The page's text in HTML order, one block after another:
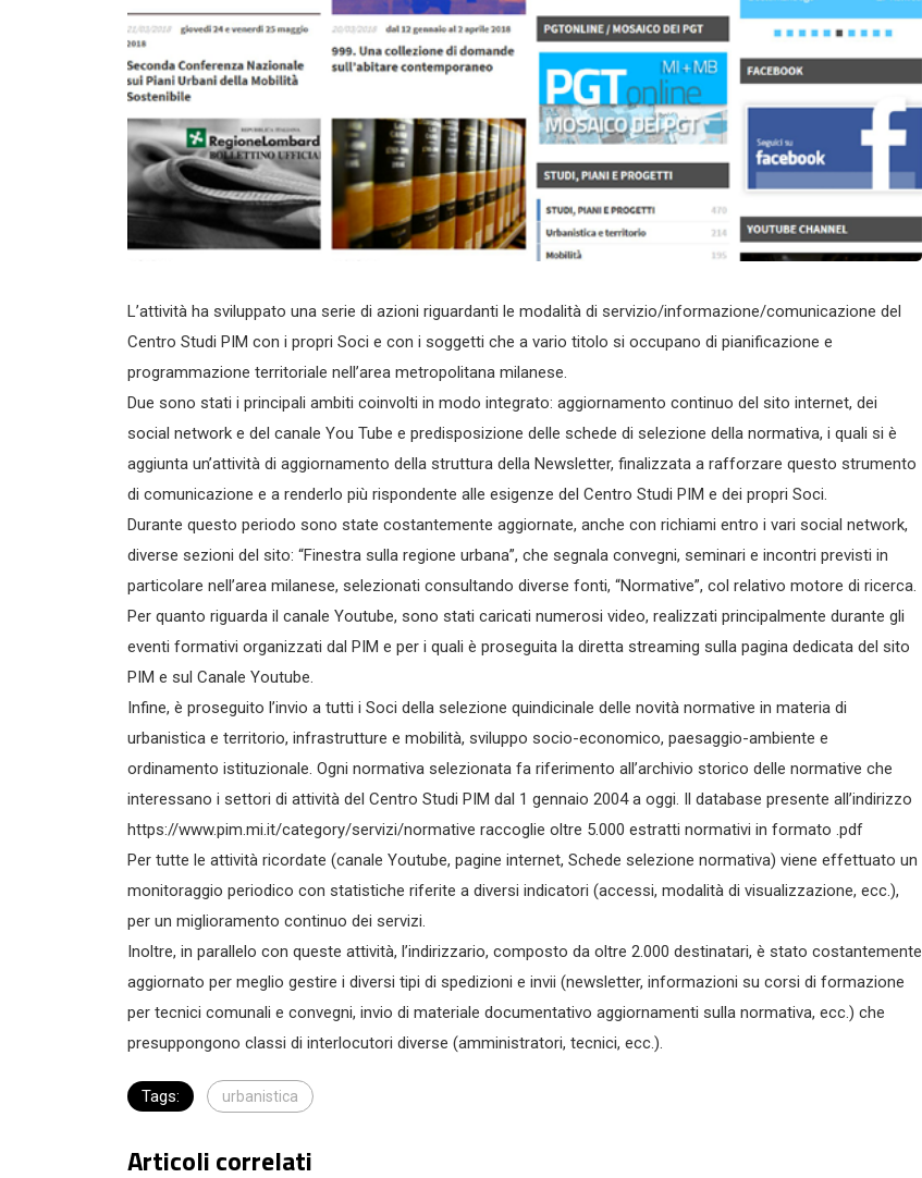
L’attività ha sviluppato una serie di azioni riguardanti le modalità di servizio/informazione/comunicazione del
Centro Studi PIM con i propri Soci e con i soggetti che a vario titolo si occupano di pianificazione e
programmazione territoriale nell’area metropolitana milanese.
Due sono stati i principali ambiti coinvolti in modo integrato: aggiornamento continuo del sito internet, dei
social network e del canale You Tube e predisposizione delle schede di selezione della normativa, i quali si è
aggiunta un’attività di aggiornamento della struttura della Newsletter, finalizzata a rafforzare questo strumento
di comunicazione e a renderlo più rispondente alle esigenze del Centro Studi PIM e dei propri Soci.
Durante questo periodo sono state costantemente aggiornate, anche con richiami entro i vari social network,
diverse sezioni del sito: “Finestra sulla regione urbana”, che segnala convegni, seminari e incontri previsti in
particolare nell’area milanese, selezionati consultando diverse fonti, “Normative”, col relativo motore di ricerca.
Per quanto riguarda il canale Youtube, sono stati caricati numerosi video, realizzati principalmente durante gli
eventi formativi organizzati dal PIM e per i quali è proseguita la diretta streaming sulla pagina dedicata del sito
PIM e sul Canale Youtube.
Infine, è proseguito l’invio a tutti i Soci della selezione quindicinale delle novità normative in materia di
urbanistica e territorio, infrastrutture e mobilità, sviluppo socio-economico, paesaggio-ambiente e
ordinamento istituzionale. Ogni normativa selezionata fa riferimento all’archivio storico delle normative che
interessano i settori di attività del Centro Studi PIM dal 1 gennaio 2004 a oggi. Il database presente all’indirizzo
https://www.pim.mi.it/category/servizi/normative raccoglie oltre 5.000 estratti normativi in formato .pdf
Per tutte le attività ricordate (canale Youtube, pagine internet, Schede selezione normativa) viene effettuato un
monitoraggio periodico con statistiche riferite a diversi indicatori (accessi, modalità di visualizzazione, ecc.),
per un miglioramento continuo dei servizi.
Inoltre, in parallelo con queste attività, l’indirizzario, composto da oltre 2.000 destinatari, è stato costantemente
aggiornato per meglio gestire i diversi tipi di spedizioni e invii (newsletter, informazioni su corsi di formazione
per tecnici comunali e convegni, invio di materiale documentativo aggiornamenti sulla normativa, ecc.) che
presuppongono classi di interlocutori diverse (amministratori, tecnici, ecc.).
Tags: urbanistica
Articoli correlati